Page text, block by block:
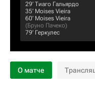
29‎’‎ Тиаго Гальярдо
35‎’‎ Moises Vieira
60‎’‎ Moises Vieira
(Бруно Пачеко)
79‎’‎ Геркулес
О матче